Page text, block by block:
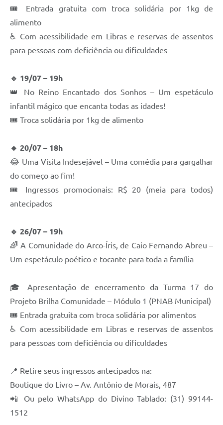
🎟 Entrada gratuita com troca solidária por 1kg de
alimento
♿ Com acessibilidade em Libras e reservas de assentos
para pessoas com deficiência ou dificuldades
🔹 19/07 – 19h
👑 No Reino Encantado dos Sonhos – Um espetáculo
infantil mágico que encanta todas as idades!
🎟 Troca solidária por 1kg de alimento
🔹 20/07 – 18h
😂 Uma Visita Indesejável – Uma comédia para gargalhar
do começo ao fim!
🎟 Ingressos promocionais: R$ 20 (meia para todos)
antecipados
🔹 26/07 – 19h
🌈 A Comunidade do Arco-Íris, de Caio Fernando Abreu –
Um espetáculo poético e tocante para toda a família
🎓 Apresentação de encerramento da Turma 17 do
Projeto Brilha Comunidade – Módulo 1 (PNAB Municipal)
🎟 Entrada gratuita com troca solidária por alimentos
♿ Com acessibilidade em Libras e reservas de assentos
para pessoas com deficiência ou dificuldades
📍 Retire seus ingressos antecipados na:
Boutique do Livro – Av. Antônio de Morais, 487
📲 Ou pelo WhatsApp do Divino Tablado: (31) 99144-
1512